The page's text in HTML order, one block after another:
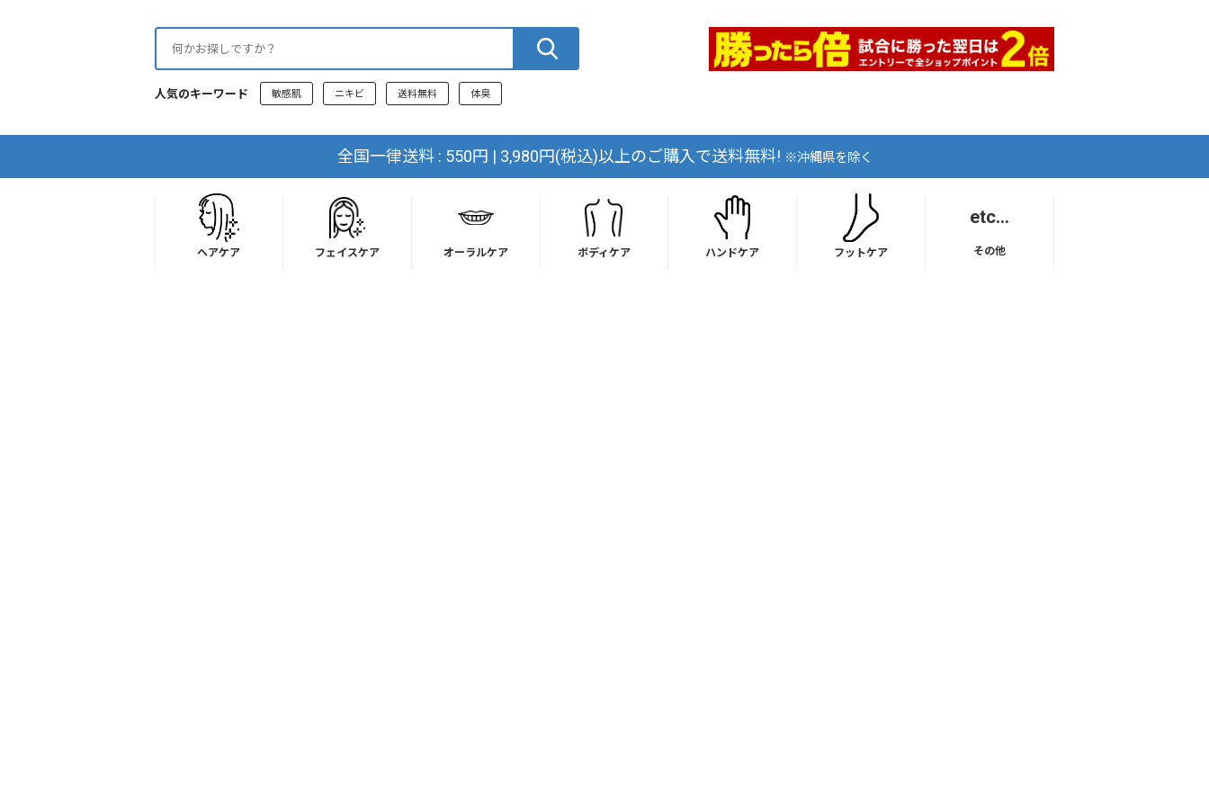
人気のキーワード 敏感肌 ニキビ 送料無料 体臭
全国一律送料 : 550円 | 3,980円(税込)以上のご購入で送料無料! ※沖縄県を除く
ヘアケア フェイスケア オーラルケア ボディケア ハンドケア フットケア
etc...
その他